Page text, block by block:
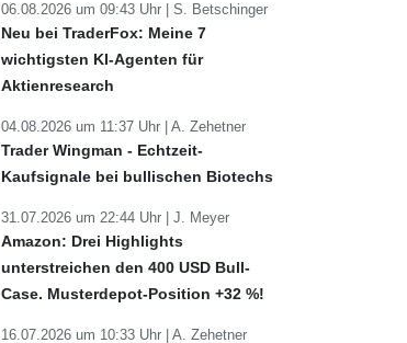
06.08.2026 um 09:43 Uhr | S. Betschinger
Neu bei TraderFox: Meine 7
wichtigsten KI-Agenten für
Aktienresearch
04.08.2026 um 11:37 Uhr | A. Zehetner
Trader Wingman - Echtzeit-
Kaufsignale bei bullischen Biotechs
31.07.2026 um 22:44 Uhr | J. Meyer
Amazon: Drei Highlights
unterstreichen den 400 USD Bull-
Case. Musterdepot-Position +32 %!
16.07.2026 um 10:33 Uhr | A. Zehetner